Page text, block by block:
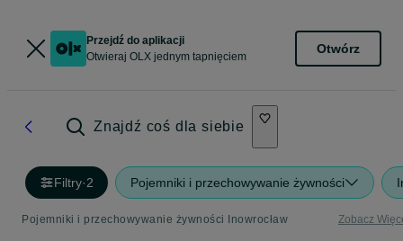
Przejdź do aplikacji
Otwieraj OLX jednym tapnięciem
Otwórz
Znajdź coś dla siebie
Filtry·2 Pojemniki i przechowywanie żywności
Pojemniki i przechowywanie żywności Inowrocław Zobacz